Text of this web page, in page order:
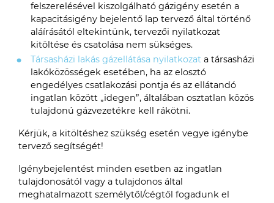
felszerelésével kiszolgálható gázigény esetén a
kapacitásigény bejelentő lap tervező által történő
aláírásától eltekintünk, tervezői nyilatkozat
kitöltése és csatolása nem sükséges.
Társasházi lakás gázellátása nyilatkozat a társasházi
lakóközösségek esetében, ha az elosztó
engedélyes csatlakozási pontja és az ellátandó
ingatlan között „idegen”, általában osztatlan közös
tulajdonú gázvezetékre kell rákötni.
Kérjük, a kitöltéshez szükség esetén vegye igénybe
tervező segítségét!
Igénybejelentést minden esetben az ingatlan
tulajdonosától vagy a tulajdonos által
meghatalmazott személytől/cégtől fogadunk el